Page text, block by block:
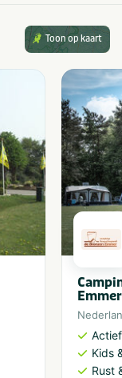
Toon op kaart
Emmer
Kids
Rust